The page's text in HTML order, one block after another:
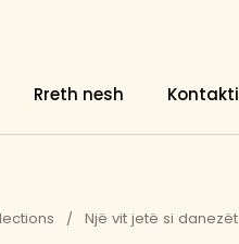
Rreth nesh Kontakti
/ Një vit jetë si danezët